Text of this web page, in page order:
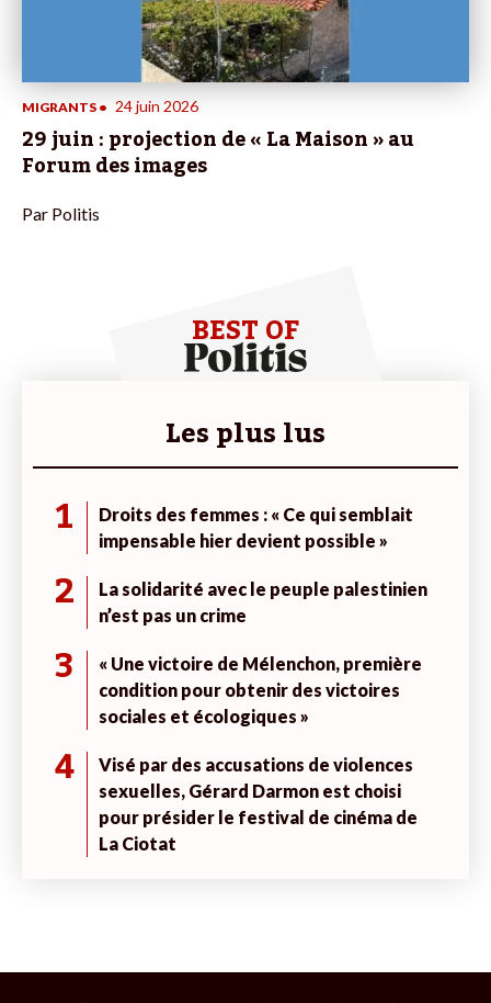
MIGRANTS • 24 juin 2026
29 juin : projection de « La Maison » au
Forum des images
Par Politis
BEST OF
Les plus lus
1
Droits des femmes : « Ce qui semblait
impensable hier devient possible »
2
La solidarité avec le peuple palestinien
n’est pas un crime
3
« Une victoire de Mélenchon, première
condition pour obtenir des victoires
sociales et écologiques »
4
Visé par des accusations de violences
sexuelles, Gérard Darmon est choisi
pour présider le festival de cinéma de
La Ciotat